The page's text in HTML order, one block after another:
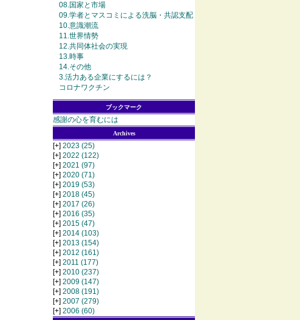
08.国家と市場
09.学者とマスコミによる洗脳・共認支配
10.意識潮流
11.世界情勢
12.共同体社会の実現
13.時事
14.その他
3.活力ある企業にするには？
コロナワクチン
ブックマーク
感謝の心を育むには
Archives
[+] 2023 (25)
[+] 2022 (122)
[+] 2021 (97)
[+] 2020 (71)
[+] 2019 (53)
[+] 2018 (45)
[+] 2017 (26)
[+] 2016 (35)
[+] 2015 (47)
[+] 2014 (103)
[+] 2013 (154)
[+] 2012 (161)
[+] 2011 (177)
[+] 2010 (237)
[+] 2009 (147)
[+] 2008 (191)
[+] 2007 (279)
[+] 2006 (60)